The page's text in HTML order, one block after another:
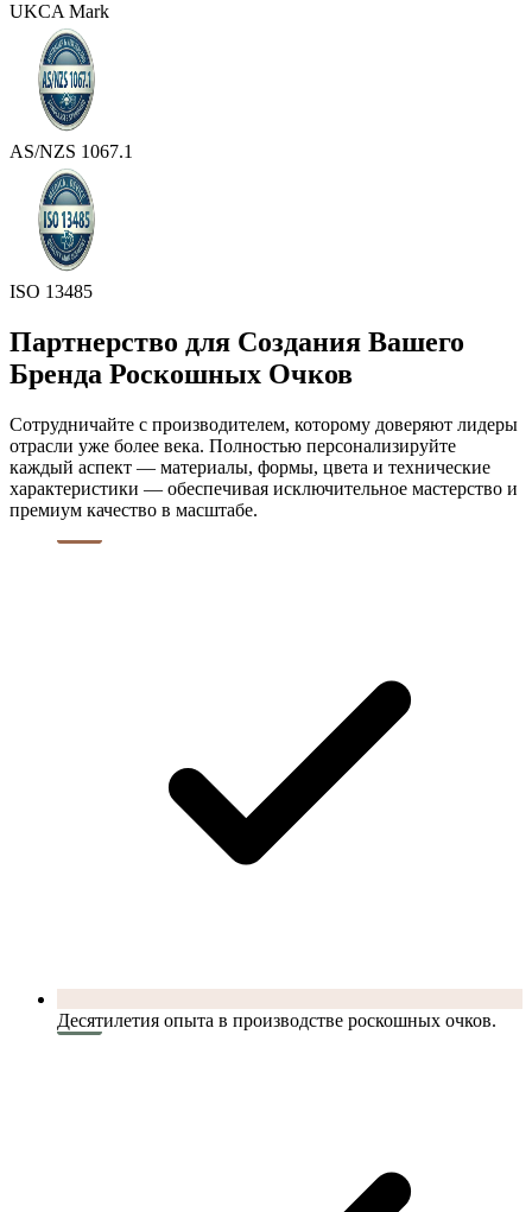
UKCA Mark
AS/NZS 1067.1
ISO 13485
Партнерство для Создания Вашего
Бренда Роскошных Очков
Сотрудничайте с производителем, которому доверяют лидеры
отрасли уже более века. Полностью персонализируйте
каждый аспект — материалы, формы, цвета и технические
характеристики — обеспечивая исключительное мастерство и
премиум качество в масштабе.
Десятилетия опыта в производстве роскошных очков.